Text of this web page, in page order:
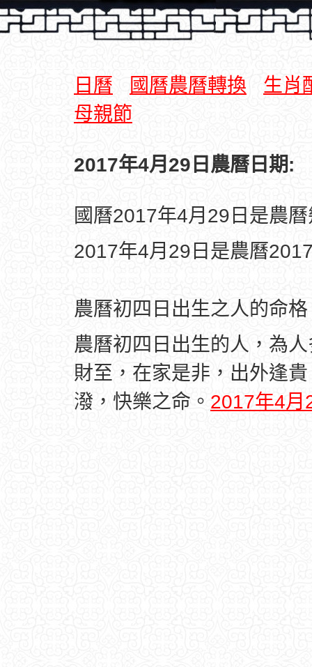
日曆 國曆農曆轉換
生肖
母親節
2017年4月29日農曆日期:
國曆2017年4月29日是農
2017年4月29日是農曆
農曆初四日出生之人的命
農曆初四日出生的人，為
財至，在家是非，出外逢
潑，快樂之命。 2017年4月